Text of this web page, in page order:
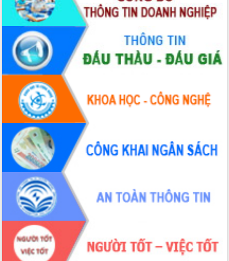
Du lịch Đắk Lắk nâng tầm trải nghiệm
du khách thông qua Hệ thống cơ sở dữ
liệu và Bản đồ số
Tập huấn ứng dụng trí tuệ nhân tạo (AI)
trong thương mại điện tử năm 2026
Đoàn đại biểu Quốc hội tỉnh Đắk Lắk
trao đổi thông tin trước Kỳ họp thứ
nhất, Quốc hội khóa XVI
Quyết liệt cải cách hành chính, khơi
thông nguồn lực phát triển
Nâng cao hiệu lực, hiệu quả HĐND
tỉnh thông qua hiện đại hóa hành chính
Xã Ea Phê gắn cải cách hành chính với
chuyển đổi số
Phó Chủ tịch Thường trực UBND tỉnh
Hồ Thị Nguyên Thảo làm việc tại Trung
tâm Phục vụ hành chính công xã Ea
Phê
Xây dựng nền hành chính số đồng
hành cùng nông dân dân, doanh nghiệp
Giai đoạn 2026-2030, Đắk Lắk phấn
đấu có 77% xã đạt chuẩn nông thôn
mới